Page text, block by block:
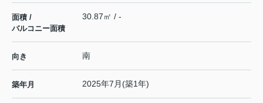
面積 /
バルコニー面積
30.87㎡ / -
向き 南
築年月 2025年7月(築1年)